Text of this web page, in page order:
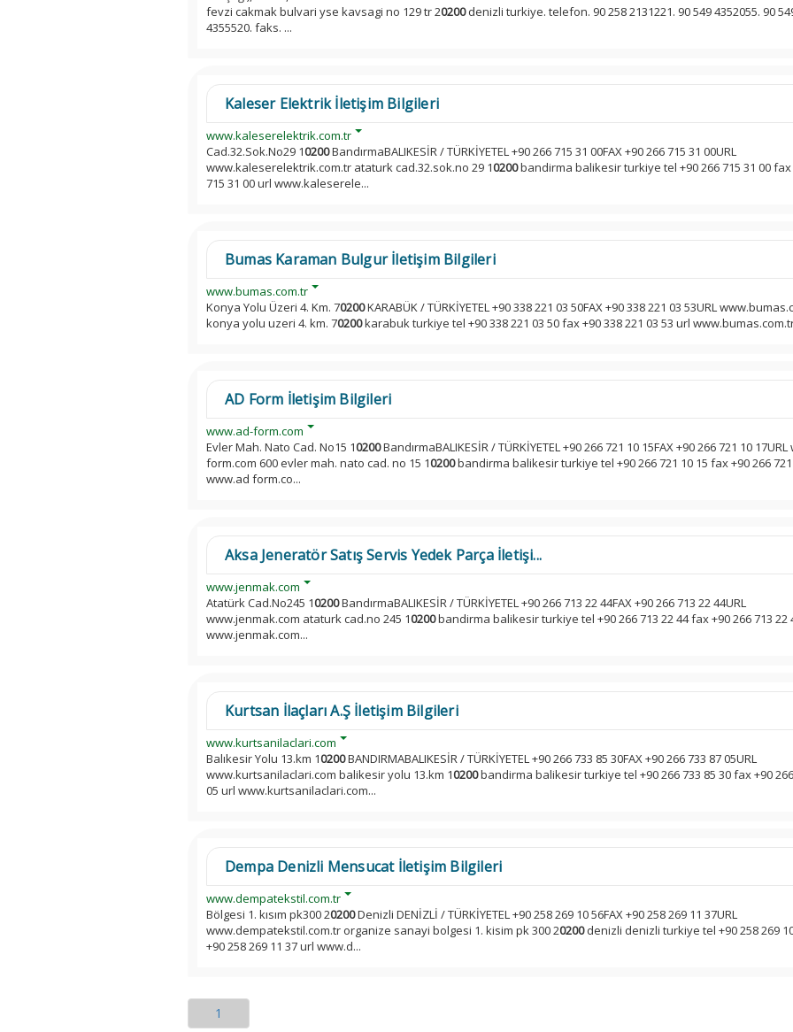
fevzi cakmak bulvari yse kavsagi no 129 tr 20200denizli turkiye. telefon. 90 258 2131221. 90 549 4352055. 90
4355520. faks. ...
Kaleser Elektrik İletişim Bilgileri
www.kaleserelektrik.com.tr
Cad.32.Sok.No29 10200BandırmaBALIKESİR / TÜRKİYETEL +90 266 715 31 00FAX +90 266 715 31 00URL
www.kaleserelektrik.com.tr ataturk cad.32.sok.no 29 10200bandirma balikesir turkiye tel +90 266 715 31 00 fax
715 31 00 url www.kaleserele...
Bumas Karaman Bulgur İletişim Bilgileri
www.bumas.com.tr
Konya Yolu Üzeri 4. Km. 70200KARABÜK / TÜRKİYETEL +90 338 221 03 50FAX +90 338 221 03 53URL
konya yolu uzeri 4. km. 70200karabuk turkiye tel +90 338 221 03 50 fax +90 338 221 03 53 url
AD Form İletişim Bilgileri
www.ad-form.com
Evler Mah. Nato Cad. No15 10200BandırmaBALIKESİR / TÜRKİYETEL +90 266 721 10 15FAX +90 266 721 10
form.com 600 evler mah. nato cad. no 15 10200bandirma balikesir turkiye tel +90 266 721 10 15 fax +90 266
www.ad form.co...
Aksa Jeneratör Satış Servis Yedek Parça İletişi...
www.jenmak.com
Atatürk Cad.No245 10200BandırmaBALIKESİR / TÜRKİYETEL +90 266 713 22 44FAX +90 266 713 22 44URL
www.jenmak.com ataturk cad.no 245 10200bandirma balikesir turkiye tel +90 266 713 22 44 fax +90 266 713 22
www.jenmak.com...
Kurtsan İlaçları A.Ş İletişim Bilgileri
www.kurtsanilaclari.com
Balıkesir Yolu 13.km 10200BANDIRMABALIKESİR / TÜRKİYETEL +90 266 733 85 30FAX +90 266 733 87 05URL
www.kurtsanilaclari.com balikesir yolu 13.km 10200bandirma balikesir turkiye tel +90 266 733 85 30 fax +90
05 url www.kurtsanilaclari.com...
Dempa Denizli Mensucat İletişim Bilgileri
www.dempatekstil.com.tr
Bölgesi 1. kısım pk300 20200Denizli DENİZLİ / TÜRKİYETEL +90 258 269 10 56FAX +90 258 269 11 37URL
www.dempatekstil.com.tr organize sanayi bolgesi 1. kisim pk 300 20200denizli denizli turkiye tel +90 258 269
+90 258 269 11 37 url www.d...
1